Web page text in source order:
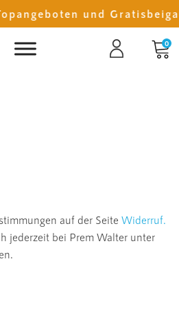
und
0
auf der Seite Widerruf.
jederzeit bei Prem Walter unter